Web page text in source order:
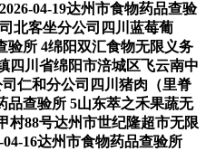
04-19达州市食物药品查验
北客坐分公司四川蓝莓葡
验所 4绵阳双汇食物无限义务
四川省绵阳市涪城区飞云南中
仁和分公司四川猪肉（里脊
品查验所 5山东萃之禾果蔬无
村88号达州市世纪隆超市无限
16达州市食物药品查验所